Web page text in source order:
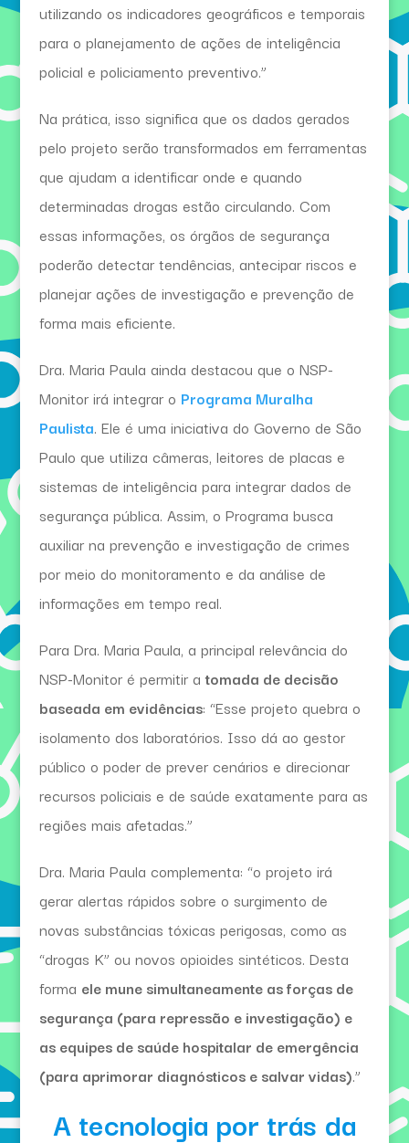
utilizando os indicadores geográficos e temporais
para o planejamento de ações de inteligência
policial e policiamento preventivo.”
Na prática, isso significa que os dados gerados
pelo projeto serão transformados em ferramentas
que ajudam a identificar onde e quando
determinadas drogas estão circulando. Com
essas informações, os órgãos de segurança
poderão detectar tendências, antecipar riscos e
planejar ações de investigação e prevenção de
forma mais eficiente.
Dra. Maria Paula ainda destacou que o NSP-
Monitor irá integrar o Programa Muralha
Paulista. Ele é uma iniciativa do Governo de São
Paulo que utiliza câmeras, leitores de placas e
sistemas de inteligência para integrar dados de
segurança pública. Assim, o Programa busca
auxiliar na prevenção e investigação de crimes
por meio do monitoramento e da análise de
informações em tempo real.
Para Dra. Maria Paula, a principal relevância do
NSP-Monitor é permitir atomada de decisão
baseada em evidências: “Esse projeto quebra o
isolamento dos laboratórios. Isso dá ao gestor
público o poder de prever cenários e direcionar
recursos policiais e de saúde exatamente para as
regiões mais afetadas.”
Dra. Maria Paula complementa: “o projeto irá
gerar alertas rápidos sobre o surgimento de
novas substâncias tóxicas perigosas, como as
“drogas K” ou novos opioides sintéticos. Desta
forma ele mune simultaneamente as forças de
segurança (para repressão e investigação) e
as equipes de saúde hospitalar de emergência
(para aprimorar diagnósticos e salvar vidas).”
A tecnologia por trás da